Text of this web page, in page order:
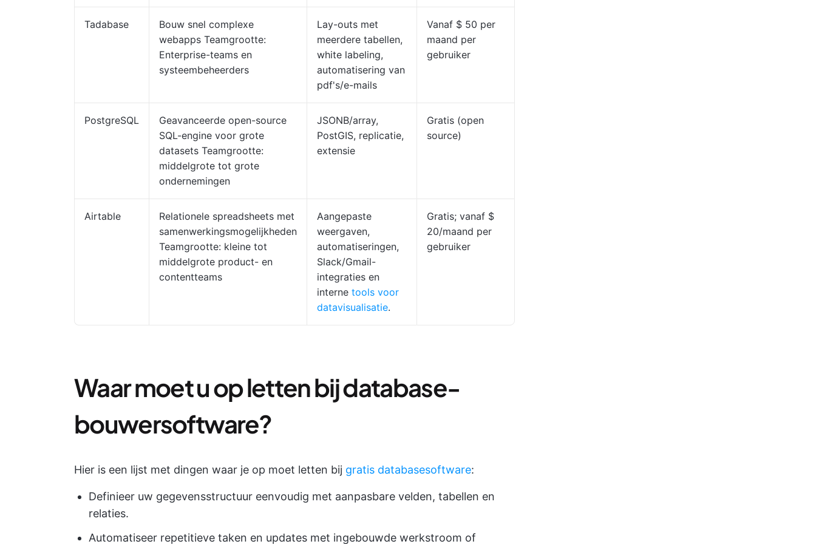
Tadabase
Bouw snel complexe
webapps Teamgrootte:
Enterprise-teams en
systeembeheerders
Lay-outs met
meerdere tabellen,
white labeling,
automatisering van
pdf's/e-mails
Vanaf $ 50 per
maand per
gebruiker
PostgreSQL
Geavanceerde open-source
SQL-engine voor grote
datasets Teamgrootte:
middelgrote tot grote
ondernemingen
JSONB/array,
PostGIS, replicatie,
extensie
Gratis (open
source)
Airtable
Relationele spreadsheets met
samenwerkingsmogelijkheden
Teamgrootte: kleine tot
middelgrote product- en
contentteams
Aangepaste
weergaven,
automatiseringen,
Slack/Gmail-
integraties en
interne tools voor
datavisualisatie.
Gratis; vanaf $
20/maand per
gebruiker
Waar moet u op letten bij database-
bouwersoftware?
Hier is een lijst met dingen waar je op moet letten bij gratis databasesoftware:
Definieer uw gegevensstructuur eenvoudig met aanpasbare velden, tabellen en
relaties.
Automatiseer repetitieve taken en updates met ingebouwde werkstroom of